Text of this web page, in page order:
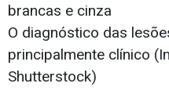
O diagnóstico das
principalmente clínico
Shutterstock)